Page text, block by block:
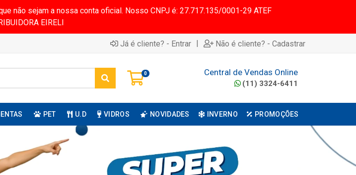
não sejam a nossa conta oficial. Nosso CNPJ é: 27.717.135/0001-29 ATEF
EIRELI
Já é cliente? - Entrar | Não é cliente? - Cadastrar
0 Central de Vendas Online
(11) 3324-6411
PET U.D VIDROS NOVIDADES INVERNO PROMOÇÕES